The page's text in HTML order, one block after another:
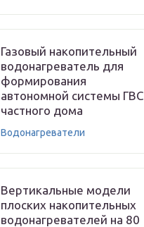
Газовый накопительный
водонагреватель для
формирования
автономной системы ГВС
частного дома
Водонагреватели
Вертикальные модели
плоских накопительных
водонагревателей на 80